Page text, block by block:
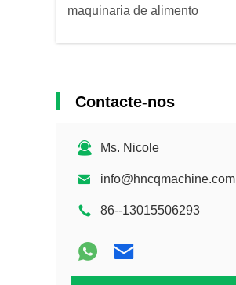
maquinaria de alimento
Contacte-nos
Ms. Nicole
info@hncqmachine.com
86--13015506293